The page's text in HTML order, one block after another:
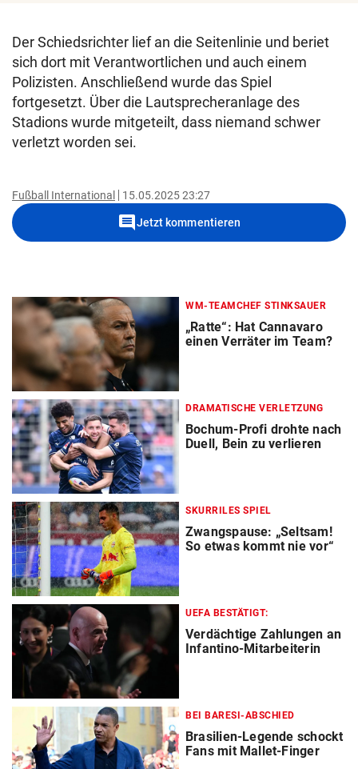
Der Schiedsrichter lief an die Seitenlinie und beriet
sich dort mit Verantwortlichen und auch einem
Polizisten. Anschließend wurde das Spiel
fortgesetzt. Über die Lautsprecheranlage des
Stadions wurde mitgeteilt, dass niemand schwer
verletzt worden sei.
Fußball International 15.05.2025 23:27
commentJetzt kommentieren
WM-TEAMCHEF STINKSAUER
„Ratte“: Hat Cannavaro
einen Verräter im Team?
DRAMATISCHE VERLETZUNG
Bochum-Profi drohte nach
Duell, Bein zu verlieren
SKURRILES SPIEL
Zwangspause: „Seltsam!
So etwas kommt nie vor“
UEFA BESTÄTIGT:
Verdächtige Zahlungen an
Infantino-Mitarbeiterin
BEI BARESI-ABSCHIED
Brasilien-Legende schockt
Fans mit Mallet-Finger